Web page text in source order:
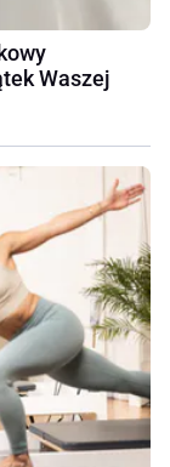
Waszej